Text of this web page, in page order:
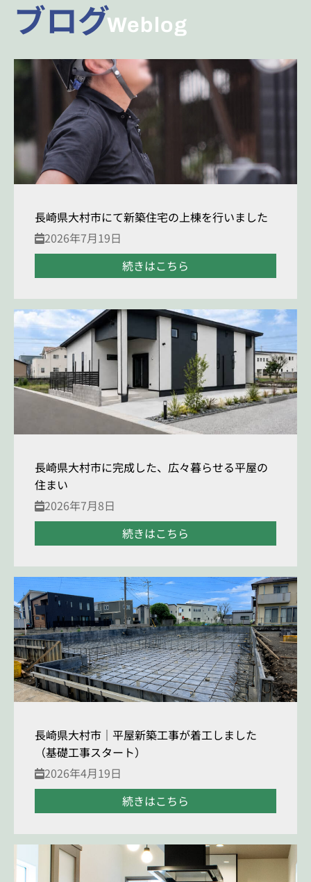
Weblog
ブログ
長崎県大村市にて新築住宅の上棟を行いました
2026年7月19日
続きはこちら
長崎県大村市に完成した、広々暮らせる平屋の
住まい
2026年7月8日
続きはこちら
長崎県大村市｜平屋新築工事が着工しました
（基礎工事スタート）
2026年4月19日
続きはこちら